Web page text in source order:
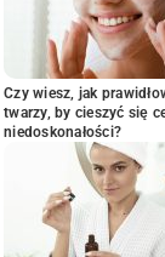
Czy wiesz, jak
twarzy, by cieszyć się
niedoskonałości?